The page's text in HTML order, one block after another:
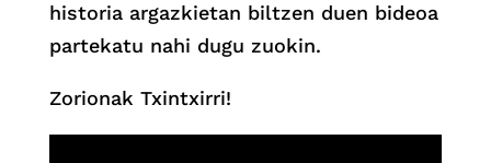
historia argazkietan biltzen duen bideoa
partekatu nahi dugu zuokin.
Zorionak Txintxirri!